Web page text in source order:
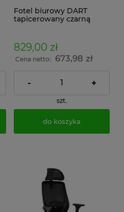
Fotel biurowy DART
tapicerowany czarną
zagłówkiem oraz
oparciem dla kręgów
lędźwiowych
829,00 zł
Cena netto: 673,98 zł
- +
szt.
do koszyka